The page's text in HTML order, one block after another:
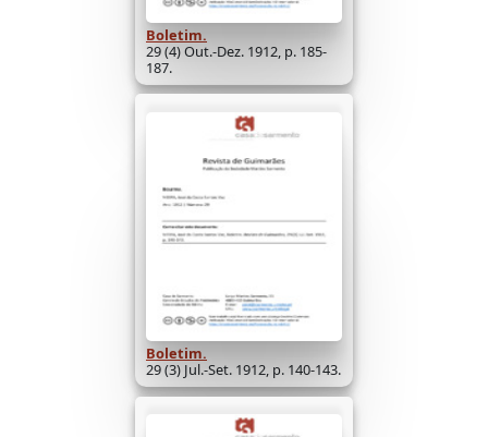
Boletim.
29 (4) Out.-Dez. 1912, p. 185-
187.
Boletim.
29 (3) Jul.-Set. 1912, p. 140-143.